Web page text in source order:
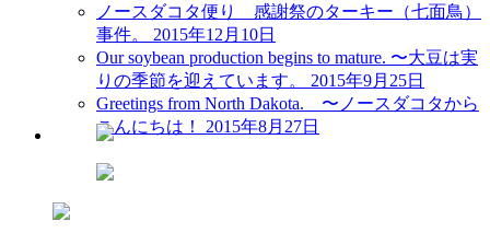
ノースダコタ便り 感謝祭のターキー（七面鳥）
事件。
2015年12月10日
Our soybean production begins to mature. 〜大豆は実
りの季節を迎えています。
2015年9月25日
Greetings from North Dakota. 〜ノースダコタから
こんにちは！
2015年8月27日